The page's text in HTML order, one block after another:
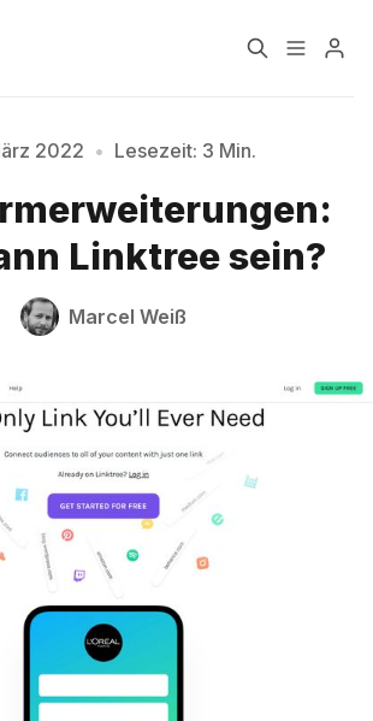
Sie mindestens 3 Zeichen ein
2022 • Lesezeit: 3 Min.
Linktree sein?
Marcel Weiß